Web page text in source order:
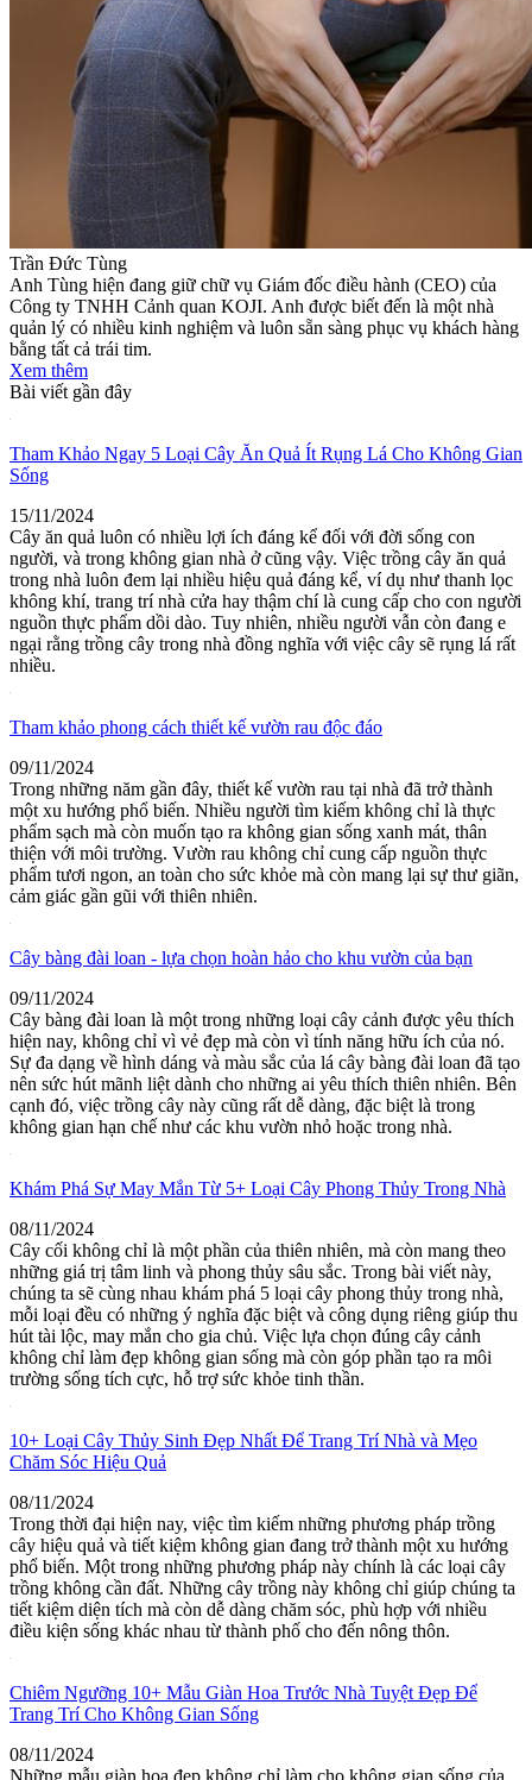
Trần Đức Tùng
Anh Tùng hiện đang giữ chữ vụ Giám đốc điều hành (CEO) của
Công ty TNHH Cảnh quan KOJI. Anh được biết đến là một nhà
quản lý có nhiều kinh nghiệm và luôn sẵn sàng phục vụ khách hàng
bằng tất cả trái tim.
Xem thêm
Bài viết gần đây
Tham Khảo Ngay 5 Loại Cây Ăn Quả Ít Rụng Lá Cho Không Gian
Sống
15/11/2024
Cây ăn quả luôn có nhiều lợi ích đáng kể đối với đời sống con
người, và trong không gian nhà ở cũng vậy. Việc trồng cây ăn quả
trong nhà luôn đem lại nhiều hiệu quả đáng kể, ví dụ như thanh lọc
không khí, trang trí nhà cửa hay thậm chí là cung cấp cho con người
nguồn thực phẩm dồi dào. Tuy nhiên, nhiều người vẫn còn đang e
ngại rằng trồng cây trong nhà đồng nghĩa với việc cây sẽ rụng lá rất
nhiều.
Tham khảo phong cách thiết kế vườn rau độc đáo
09/11/2024
Trong những năm gần đây, thiết kế vườn rau tại nhà đã trở thành
một xu hướng phổ biến. Nhiều người tìm kiếm không chỉ là thực
phẩm sạch mà còn muốn tạo ra không gian sống xanh mát, thân
thiện với môi trường. Vườn rau không chỉ cung cấp nguồn thực
phẩm tươi ngon, an toàn cho sức khỏe mà còn mang lại sự thư giãn,
cảm giác gần gũi với thiên nhiên.
Cây bàng đài loan - lựa chọn hoàn hảo cho khu vườn của bạn
09/11/2024
Cây bàng đài loan là một trong những loại cây cảnh được yêu thích
hiện nay, không chỉ vì vẻ đẹp mà còn vì tính năng hữu ích của nó.
Sự đa dạng về hình dáng và màu sắc của lá cây bàng đài loan đã tạo
nên sức hút mãnh liệt dành cho những ai yêu thích thiên nhiên. Bên
cạnh đó, việc trồng cây này cũng rất dễ dàng, đặc biệt là trong
không gian hạn chế như các khu vườn nhỏ hoặc trong nhà.
Khám Phá Sự May Mắn Từ 5+ Loại Cây Phong Thủy Trong Nhà
08/11/2024
Cây cối không chỉ là một phần của thiên nhiên, mà còn mang theo
những giá trị tâm linh và phong thủy sâu sắc. Trong bài viết này,
chúng ta sẽ cùng nhau khám phá 5 loại cây phong thủy trong nhà,
mỗi loại đều có những ý nghĩa đặc biệt và công dụng riêng giúp thu
hút tài lộc, may mắn cho gia chủ. Việc lựa chọn đúng cây cảnh
không chỉ làm đẹp không gian sống mà còn góp phần tạo ra môi
trường sống tích cực, hỗ trợ sức khỏe tinh thần.
10+ Loại Cây Thủy Sinh Đẹp Nhất Để Trang Trí Nhà và Mẹo
Chăm Sóc Hiệu Quả
08/11/2024
Trong thời đại hiện nay, việc tìm kiếm những phương pháp trồng
cây hiệu quả và tiết kiệm không gian đang trở thành một xu hướng
phổ biến. Một trong những phương pháp này chính là các loại cây
trồng không cần đất. Những cây trồng này không chỉ giúp chúng ta
tiết kiệm diện tích mà còn dễ dàng chăm sóc, phù hợp với nhiều
điều kiện sống khác nhau từ thành phố cho đến nông thôn.
Chiêm Ngưỡng 10+ Mẫu Giàn Hoa Trước Nhà Tuyệt Đẹp Để
Trang Trí Cho Không Gian Sống
08/11/2024